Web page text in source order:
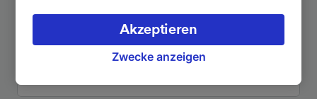
verarbeiten. Sie können Ihre Präferenzen
akzeptieren oder verwalten, einschließlich
Ihres Widerspruchsrechts bei berechtigtem
Zwecke anzeigen
Akzeptieren